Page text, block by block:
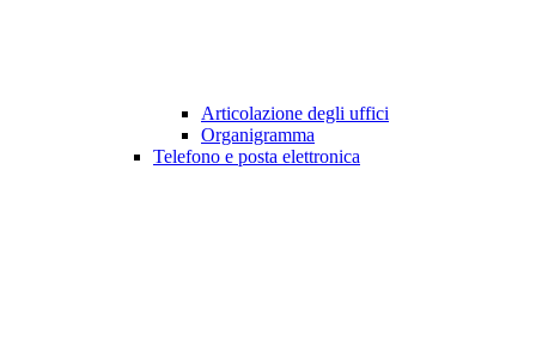
Articolazione degli uffici
Organigramma
Telefono e posta elettronica